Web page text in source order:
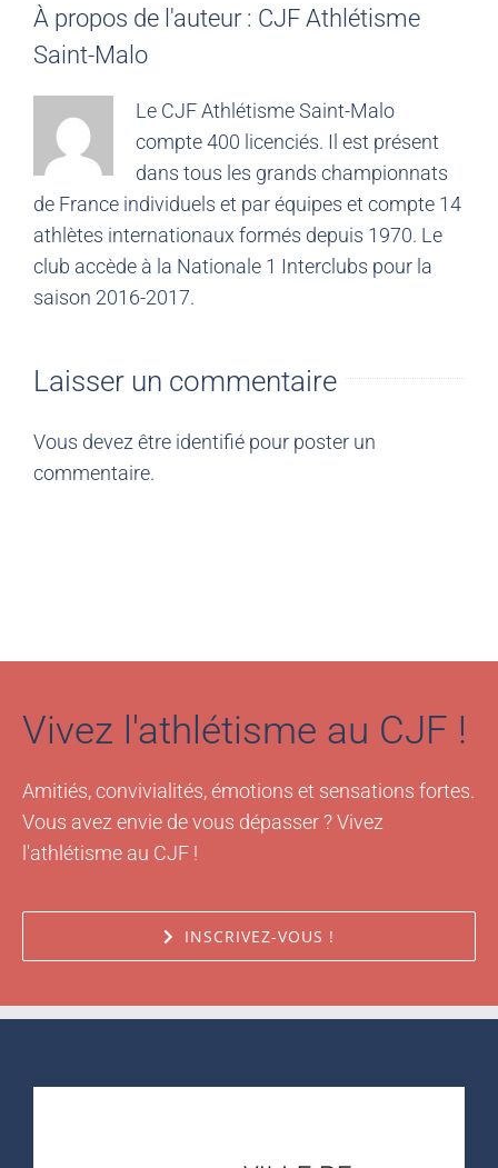
À propos de l'auteur : CJF Athlétisme
Saint-Malo
Le CJF Athlétisme Saint-Malo
compte 400 licenciés. Il est présent
dans tous les grands championnats
de France individuels et par équipes et compte 14
athlètes internationaux formés depuis 1970. Le
club accède à la Nationale 1 Interclubs pour la
saison 2016-2017.
Laisser un commentaire
Vous devez être identifié pour poster un
commentaire.
Vivez l'athlétisme au CJF !
Amitiés, convivialités, émotions et sensations fortes.
Vous avez envie de vous dépasser ? Vivez
l'athlétisme au CJF !
INSCRIVEZ-VOUS !